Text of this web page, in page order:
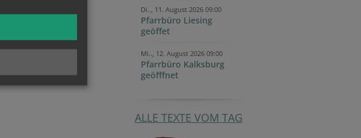
Di.., 11. August 2026 09:00
Pfarrbüro Liesing
geöffet
Mi.., 12. August 2026 09:00
Pfarrbüro Kalksburg
geöfffnet
ALLE TEXTE VOM TAG